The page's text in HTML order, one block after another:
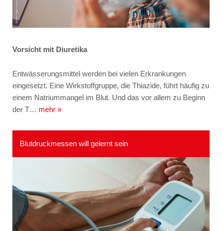
Vorsicht mit Diuretika
Entwässerungsmittel werden bei vielen Erkrankungen
eingesetzt. Eine Wirkstoffgruppe, die Thiazide, führt häufig zu
einem Natriummangel im Blut. Und das vor allem zu Beginn
der T… mehr »
Blutdruckmessen will gelernt sein